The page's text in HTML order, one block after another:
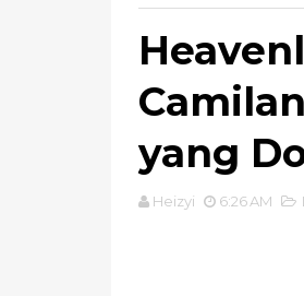
yang
Heizyi 6:26 AM